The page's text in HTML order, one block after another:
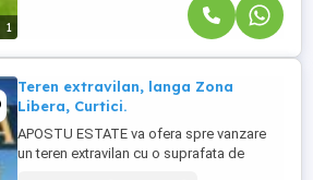
1
Teren extravilan, langa Zona
Libera, Curtici.
APOSTU ESTATE va ofera spre vanzare
un teren extravilan cu o suprafata de